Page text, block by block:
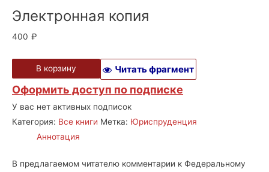
Электронная копия
400 ₽
В корзину Читать фрагмент
Оформить доступ по подписке
У вас нет активных подписок
Категория: Все книги Метка: Юриспруденция
Аннотация
В предлагаемом читателю комментарии к Федеральному